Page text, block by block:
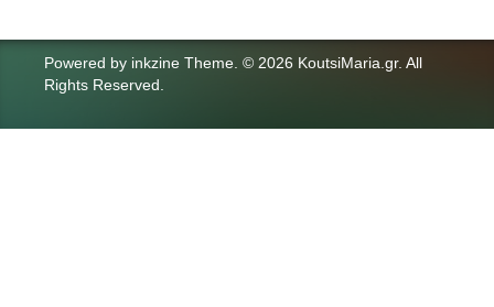
Powered by inkzine Theme © 2026 KoutsiMaria.gr. All
Rights Reserved.